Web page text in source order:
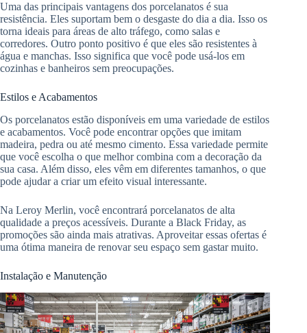
Uma das principais vantagens dos porcelanatos é sua
resistência. Eles suportam bem o desgaste do dia a dia. Isso os
torna ideais para áreas de alto tráfego, como salas e
corredores. Outro ponto positivo é que eles são resistentes à
água e manchas. Isso significa que você pode usá-los em
cozinhas e banheiros sem preocupações.
Estilos e Acabamentos
Os porcelanatos estão disponíveis em uma variedade de estilos
e acabamentos. Você pode encontrar opções que imitam
madeira, pedra ou até mesmo cimento. Essa variedade permite
que você escolha o que melhor combina com a decoração da
sua casa. Além disso, eles vêm em diferentes tamanhos, o que
pode ajudar a criar um efeito visual interessante.
Na Leroy Merlin, você encontrará porcelanatos de alta
qualidade a preços acessíveis. Durante a Black Friday, as
promoções são ainda mais atrativas. Aproveitar essas ofertas é
uma ótima maneira de renovar seu espaço sem gastar muito.
Instalação e Manutenção